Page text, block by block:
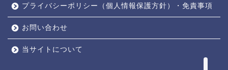
プライバシーポリシー（個人情報保護方針）・免責事項
お問い合わせ
当サイトについて
奈良